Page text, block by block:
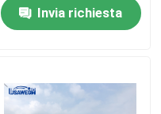
Invia richiesta